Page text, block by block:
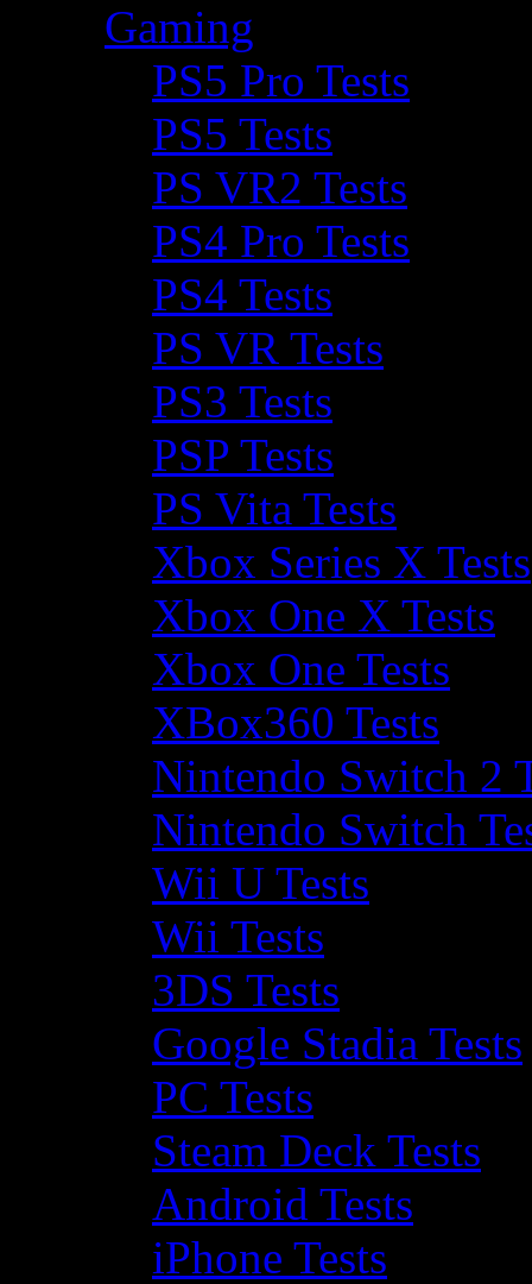
Gaming
PS5 Pro Tests
PS5 Tests
PS VR2 Tests
PS4 Pro Tests
PS4 Tests
PS VR Tests
PS3 Tests
PSP Tests
PS Vita Tests
Xbox Series X Tests
Xbox One X Tests
Xbox One Tests
XBox360 Tests
Nintendo Switch 2
Nintendo Switch
Wii U Tests
Wii Tests
3DS Tests
Google Stadia Tests
PC Tests
Steam Deck Tests
Android Tests
iPhone Tests